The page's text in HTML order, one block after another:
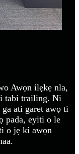
Awọn ilẹkẹ nla,
tabi trailing. Ni
ati garet awọ ti
pada, eyiti o le
o jẹ ki awọn